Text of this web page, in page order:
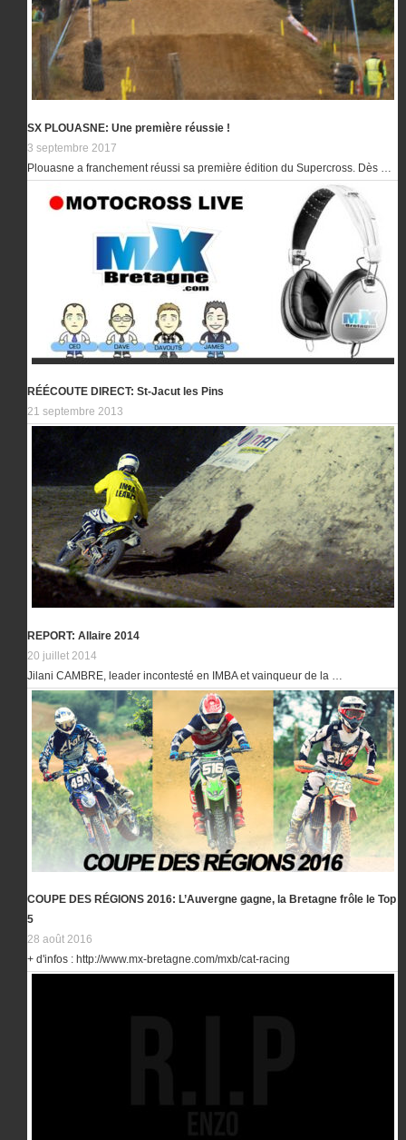
SX PLOUASNE: Une première réussie !
3 septembre 2017
Plouasne a franchement réussi sa première édition du Supercross. Dès …
RÉÉCOUTE DIRECT: St-Jacut les Pins
21 septembre 2013
REPORT: Allaire 2014
20 juillet 2014
Jilani CAMBRE, leader incontesté en IMBA et vainqueur de la …
COUPE DES RÉGIONS 2016: L’Auvergne gagne, la Bretagne frôle le Top
5
28 août 2016
+ d'infos : http://www.mx-bretagne.com/mxb/cat-racing